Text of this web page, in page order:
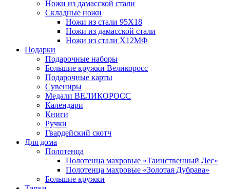
Ножи из дамасской стали
Складные ножи
Ножи из стали 95X18
Ножи из дамасской стали
Ножи из стали Х12МФ
Подарки
Подарочные наборы
Большие кружки Великоросс
Подарочные карты
Сувениры
Медали ВЕЛИКОРОСС
Календари
Книги
Ручки
Гвардейский скотч
Для дома
Полотенца
Полотенца махровые «Таинственный Лес»
Полотенца махровые «Золотая Дубрава»
Большие кружки